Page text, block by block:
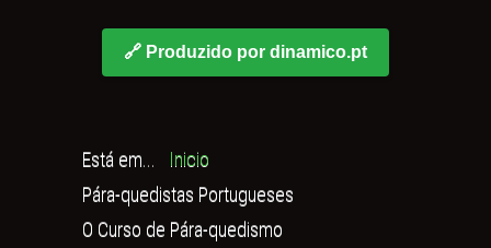
🔗 Produzido por dinamico.pt
Está em...
Inicio
Pára-quedistas Portugueses
O Curso de Pára-quedismo